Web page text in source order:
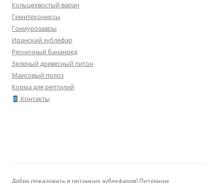
Кольцехвостый варан
Гемитекониксы
Гониурозавры
Иранский эублефар
Ресничный бананоед
Зеленый древесный питон
Маисовый полоз
Корма для рептилий
Контакты
Добро пожаловать в питомник эублефаров! Питомник